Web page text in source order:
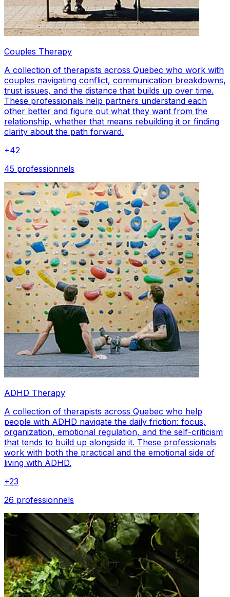
Couples Therapy
A collection of therapists across Quebec who work with
couples navigating conflict, communication breakdowns,
trust issues, and the distance that builds up over time.
These professionals help partners understand each
other better and figure out what they want from the
relationship, whether that means rebuilding it or finding
clarity about the path forward.
+42
45 professionnels
ADHD Therapy
A collection of therapists across Quebec who help
people with ADHD navigate the daily friction: focus,
organization, emotional regulation, and the self-criticism
that tends to build up alongside it. These professionals
work with both the practical and the emotional side of
living with ADHD.
+23
26 professionnels